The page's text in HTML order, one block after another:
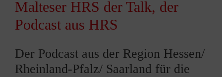
Malteser HRS der Talk, der
Podcast aus HRS
Der Podcast aus der Region Hessen/
Rheinland-Pfalz/ Saarland für die